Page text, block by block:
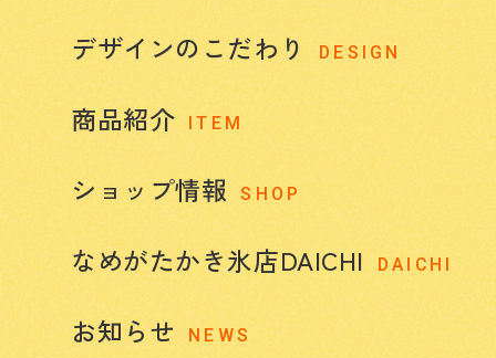
デザインのこだわり DESIGN
商品紹介 ITEM
ショップ情報 SHOP
なめがたかき氷店DAICHI DAICHI
お知らせ NEWS